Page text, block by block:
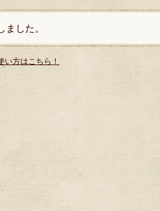
ました。
い方はこちら！